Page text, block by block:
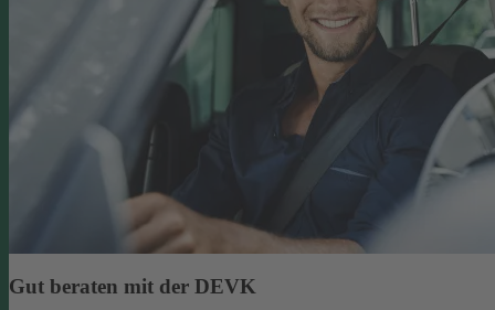
Gut beraten mit der DEVK